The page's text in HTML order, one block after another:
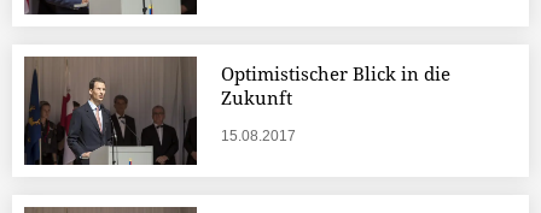
Optimistischer Blick in die
Zukunft
15.08.2017